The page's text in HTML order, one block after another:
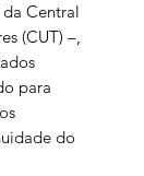
Central
(CUT) –,
para
do